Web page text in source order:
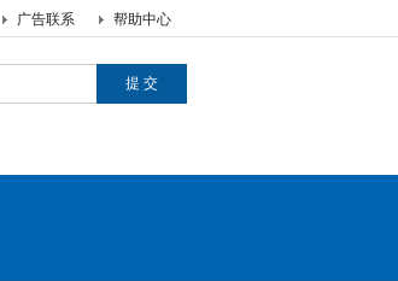
帮助中心
广告联系